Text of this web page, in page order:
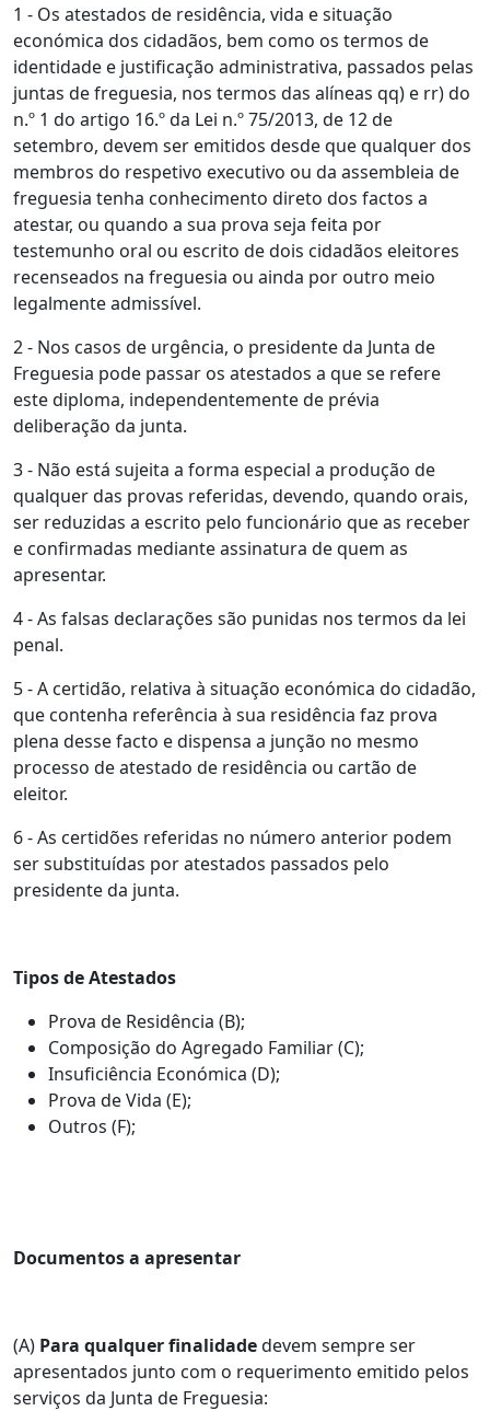
1 - Os atestados de residência, vida e situação
económica dos cidadãos, bem como os termos de
identidade e justificação administrativa, passados pelas
juntas de freguesia, nos termos das alíneas qq) e rr) do
n.º 1 do artigo 16.º da Lei n.º 75/2013, de 12 de
setembro, devem ser emitidos desde que qualquer dos
membros do respetivo executivo ou da assembleia de
freguesia tenha conhecimento direto dos factos a
atestar, ou quando a sua prova seja feita por
testemunho oral ou escrito de dois cidadãos eleitores
recenseados na freguesia ou ainda por outro meio
legalmente admissível.
2 - Nos casos de urgência, o presidente da Junta de
Freguesia pode passar os atestados a que se refere
este diploma, independentemente de prévia
deliberação da junta.
3 - Não está sujeita a forma especial a produção de
qualquer das provas referidas, devendo, quando orais,
ser reduzidas a escrito pelo funcionário que as receber
e confirmadas mediante assinatura de quem as
apresentar.
4 - As falsas declarações são punidas nos termos da lei
penal.
5 - A certidão, relativa à situação económica do cidadão,
que contenha referência à sua residência faz prova
plena desse facto e dispensa a junção no mesmo
processo de atestado de residência ou cartão de
eleitor.
6 - As certidões referidas no número anterior podem
ser substituídas por atestados passados pelo
presidente da junta.
Tipos de Atestados
Prova de Residência (B);
Composição do Agregado Familiar (C);
Insuficiência Económica (D);
Prova de Vida (E);
Outros (F);
Documentos a apresentar
(A) Para qualquer finalidadedevem sempre ser
apresentados junto com o requerimento emitido pelos
serviços da Junta de Freguesia: